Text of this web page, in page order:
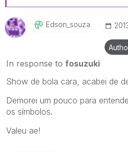
Edson_souza
In response to fosuzuki
Show de bola cara, acabei de
Demorei um pouco para
os símbolos.
Valeu ae!